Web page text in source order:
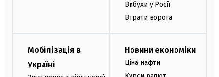
Вибухи у Росії
Втрати ворога
Мобілізація в
Україні
Новини економіки
Ціна нафти